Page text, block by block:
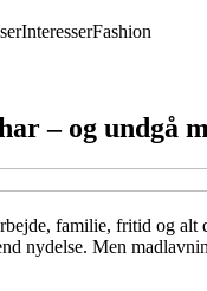
InteresserFashion
– og undgå
familie, fritid og
nydelse. Men